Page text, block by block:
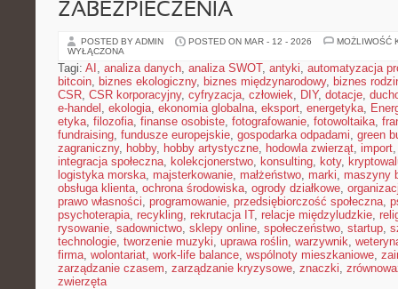
ZABEZPIECZENIA
POSTED BY ADMIN POSTED ON MAR - 12 - 2026
MOŻLIWOŚĆ
WYŁĄCZONA
Tagi: AI , analiza danych, analiza SWOT, antyki, automatyzacja
bitcoin, biznes ekologiczny, biznes międzynarodowy, biznes
CSR, CSR korporacyjny, cyfryzacja, człowiek, DIY, dotacje,
e-handel , ekologia, ekonomia globalna, eksport, energetyka,
etyka, filozofia, finanse osobiste, fotografowanie, fotowoltaika,
fundraising, fundusze europejskie, gospodarka odpadami, green
zagraniczny, hobby, hobby artystyczne, hodowla zwierząt, import
integracja społeczna, kolekcjonerstwo, konsulting, koty,
logistyka morska, majsterkowanie, małżeństwo, marki, maszyny
obsługa klienta, ochrona środowiska, ogrody działkowe,
prawo własności, programowanie, przedsiębiorczość społeczna,
psychoterapia, recykling, rekrutacja IT, relacje międzyludzkie,
rysowanie, sadownictwo, sklepy online, społeczeństwo, startup,
technologie, tworzenie muzyki, uprawa roślin, warzywnik,
firma, wolontariat, work-life balance, wspólnoty mieszkaniowe,
zarządzanie czasem, zarządzanie kryzysowe, znaczki,
zwierzęta